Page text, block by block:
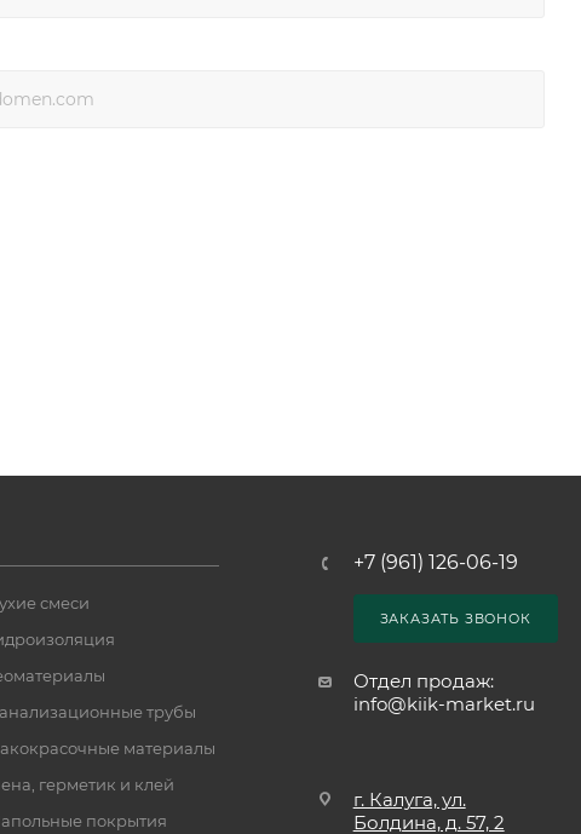
смеси
трубы
материалы
герметик и клей
покрытия
+7 (961) 126-06-19
ЗАКАЗАТЬ ЗВОНОК
Отдел продаж:
info@kiik-market.ru
г. Калуга, ул.
Болдина, д. 57, 2